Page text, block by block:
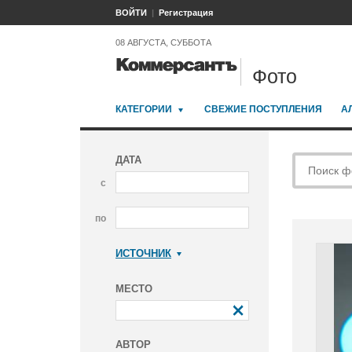
ВОЙТИ Регистрация
08 АВГУСТА, СУББОТА
Фото
КАТЕГОРИИ СВЕЖИЕ ПОСТУПЛЕНИЯ
ДАТА
с
по
ИСТОЧНИК
МЕСТО
АВТОР